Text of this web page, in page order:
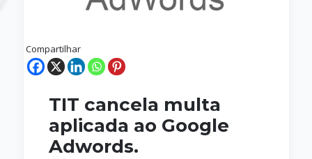
Compartilhar
TIT cancela multa
aplicada ao Google
Adwords.